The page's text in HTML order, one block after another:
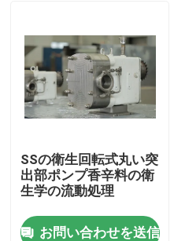
プロダクト
ビデオ
私達について
工場旅行
SSの衛生回転式丸い突
出部ポンプ香辛料の衛
生学の流動処理
お問い合わせを送信